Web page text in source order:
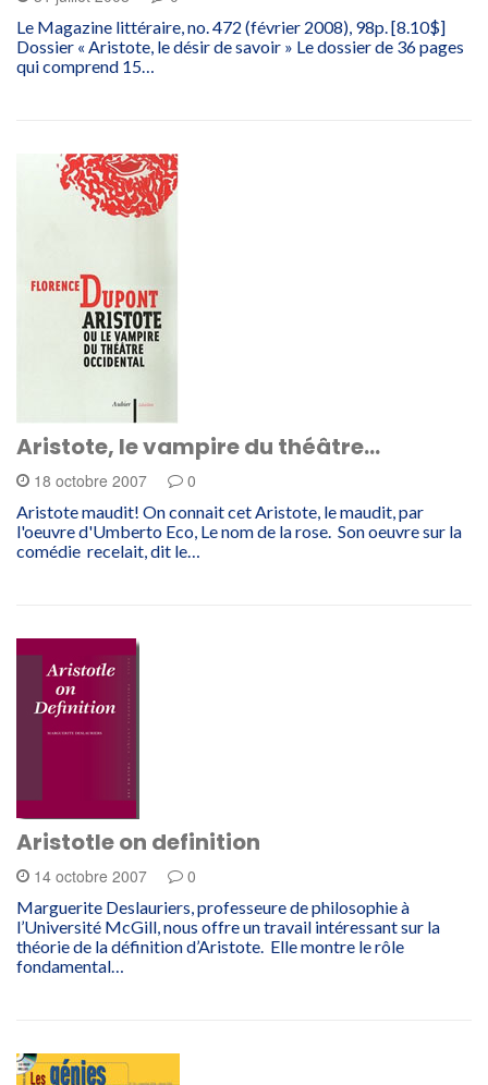
Le Magazine littéraire, no. 472 (février 2008), 98p. [8.10$]
Dossier « Aristote, le désir de savoir » Le dossier de 36 pages
qui comprend 15…
Aristote, le vampire du théâtre…
18 octobre 2007 0
Aristote maudit! On connait cet Aristote, le maudit, par
l'oeuvre d'Umberto Eco, Le nom de la rose. Son oeuvre sur la
comédie recelait, dit le…
Aristotle on definition
14 octobre 2007 0
Marguerite Deslauriers, professeure de philosophie à
l’Université McGill, nous offre un travail intéressant sur la
théorie de la définition d’Aristote. Elle montre le rôle
fondamental…